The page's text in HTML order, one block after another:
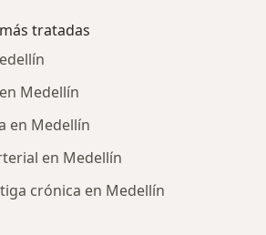
tratadas
Medellín
en Medellín
en Medellín
crónica en Medellín